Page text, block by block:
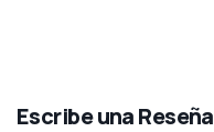
Escribe una Reseña